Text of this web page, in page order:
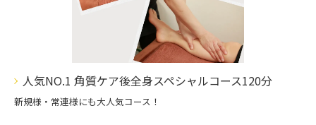
人気NO.1 角質ケア後全身スペシャルコース120分
新規様・常連様にも大人気コース！